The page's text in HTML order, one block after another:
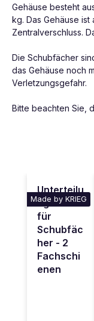
Gehäuse besteht
kg. Das Gehäuse
Zentralverschluss.
Die Schubfächer
das Gehäuse noch
Verletzungsgefahr.
Bitte beachten Sie,
Made by KRIEG
Unterteilu
ngs-Set
für
Schubfäc
her - 2
Fachschi
enen